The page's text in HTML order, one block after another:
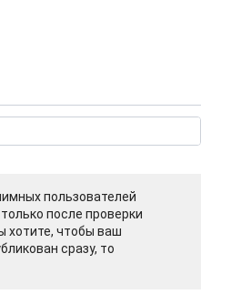
пользователей
после проверки
хотите, чтобы ваш
сразу, то